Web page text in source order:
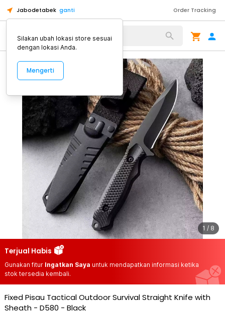
Jabodetabek ganti Order Tracking
Alat Kopi
1 / 8
Terjual Habis
Gunakan fitur Ingatkan Saya untuk mendapatkan informasi ketika
stok tersedia kembali.
Fixed Pisau Tactical Outdoor Survival Straight Knife with
Sheath - D580 - Black
Silakan ubah lokasi store sesuai
dengan lokasi Anda.
Mengerti